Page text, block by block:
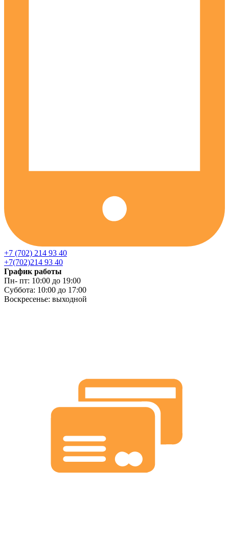
+7 (702) 214 93 40
+7(702)214 93 40
График работы
Пн- пт: 10:00 до 19:00
Суббота: 10:00 до 17:00
Воскресенье: выходной